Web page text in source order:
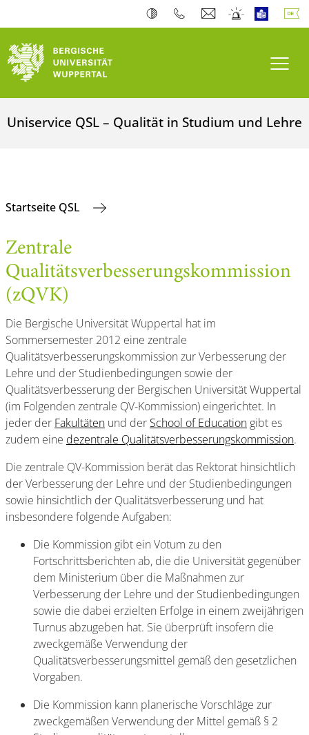
Uniservice QSL – Qualität in Studium und Lehre
Startseite QSL
Zentrale
Qualitätsverbesserungskommission
(zQVK)
Die Bergische Universität Wuppertal hat im
Sommersemester 2012 eine zentrale
Qualitätsverbesserungskommission zur Verbesserung der
Lehre und der Studienbedingungen sowie der
Qualitätsverbesserung der Bergischen Universität Wuppertal
(im Folgenden zentrale QV-Kommission) eingerichtet. In
jeder der Fakultäten und der School of Education gibt es
zudem eine dezentrale Qualitätsverbesserungskommission.
Die zentrale QV-Kommission berät das Rektorat hinsichtlich
der Verbesserung der Lehre und der Studienbedingungen
sowie hinsichtlich der Qualitätsverbesserung und hat
insbesondere folgende Aufgaben:
Die Kommission gibt ein Votum zu den
Fortschrittsberichten ab, die die Universität gegenüber
dem Ministerium über die Maßnahmen zur
Verbesserung der Lehre und der Studienbedingungen
sowie die dabei erzielten Erfolge in einem zweijährigen
Turnus abzugeben hat. Sie überprüft insofern die
zweckgemäße Verwendung der
Qualitätsverbesserungsmittel gemäß den gesetzlichen
Vorgaben.
Die Kommission kann planerische Vorschläge zur
zweckgemäßen Verwendung der Mittel gemäß § 2